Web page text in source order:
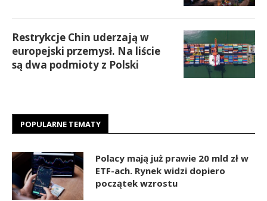
Restrykcje Chin uderzają w
europejski przemysł. Na liście
są dwa podmioty z Polski
POPULARNE TEMATY
Polacy mają już prawie 20 mld zł w
ETF-ach. Rynek widzi dopiero
początek wzrostu